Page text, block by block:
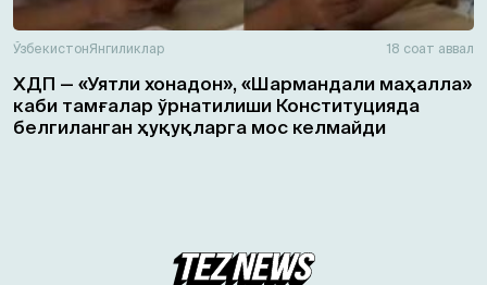
ЎзбекистонЯнгиликлар 18 соат аввал
ХДП — «Уятли хонадон», «Шармандали маҳалла»
каби тамғалар ўрнатилиши Конституцияда
белгиланган ҳуқуқларга мос келмайди